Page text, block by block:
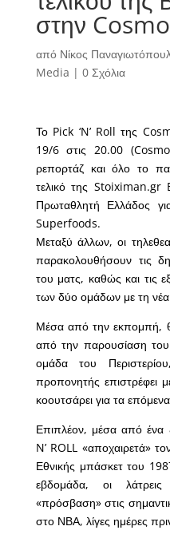
στην
από Νίκος
Media | 0 Σχόλια
Το Pick ‘N’ Roll της
19/6 στις 20.00
ρεπορτάζ και όλο το
τελικό της Stoiximan.gr
Πρωταθλητή Ελλάδος
Superfoods.
Μεταξύ άλλων, οι
παρακολουθήσουν τις
του ματς, καθώς και τις
των δύο ομάδων με τη νέα
Μέσα από την εκπομπή,
από την παρουσίαση
ομάδα του
προπονητής επιστρέφει
κοουτσάρει για τα
Επιπλέον, μέσα από ένα
N’ ROLL «αποχαιρετά»
Εθνικής μπάσκετ του
εβδομάδα, οι
«πρόσβαση» στις
στο ΝΒΑ, λίγες ημέρες